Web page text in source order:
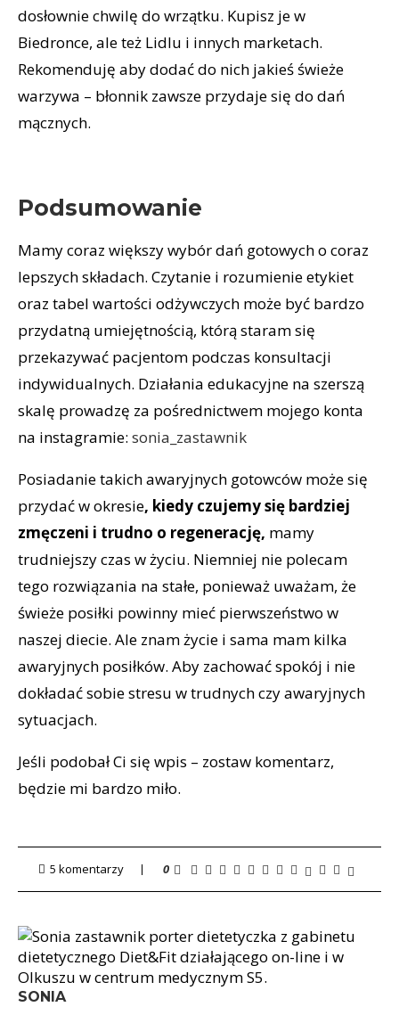
dosłownie chwilę do wrzątku. Kupisz je w
Biedronce, ale też Lidlu i innych marketach.
Rekomenduję aby dodać do nich jakieś świeże
warzywa – błonnik zawsze przydaje się do dań
mącznych.
Podsumowanie
Mamy coraz większy wybór dań gotowych o coraz
lepszych składach. Czytanie i rozumienie etykiet
oraz tabel wartości odżywczych może być bardzo
przydatną umiejętnością, którą staram się
przekazywać pacjentom podczas konsultacji
indywidualnych. Działania edukacyjne na szerszą
skalę prowadzę za pośrednictwem mojego konta
na instagramie: sonia_zastawnik
Posiadanie takich awaryjnych gotowców może się
przydać w okresie, kiedy czujemy się bardziej
zmęczeni i trudno o regenerację, mamy
trudniejszy czas w życiu. Niemniej nie polecam
tego rozwiązania na stałe, ponieważ uważam, że
świeże posiłki powinny mieć pierwszeństwo w
naszej diecie. Ale znam życie i sama mam kilka
awaryjnych posiłków. Aby zachować spokój i nie
dokładać sobie stresu w trudnych czy awaryjnych
sytuacjach.
Jeśli podobał Ci się wpis – zostaw komentarz,
będzie mi bardzo miło.
5 komentarzy 0
SONIA